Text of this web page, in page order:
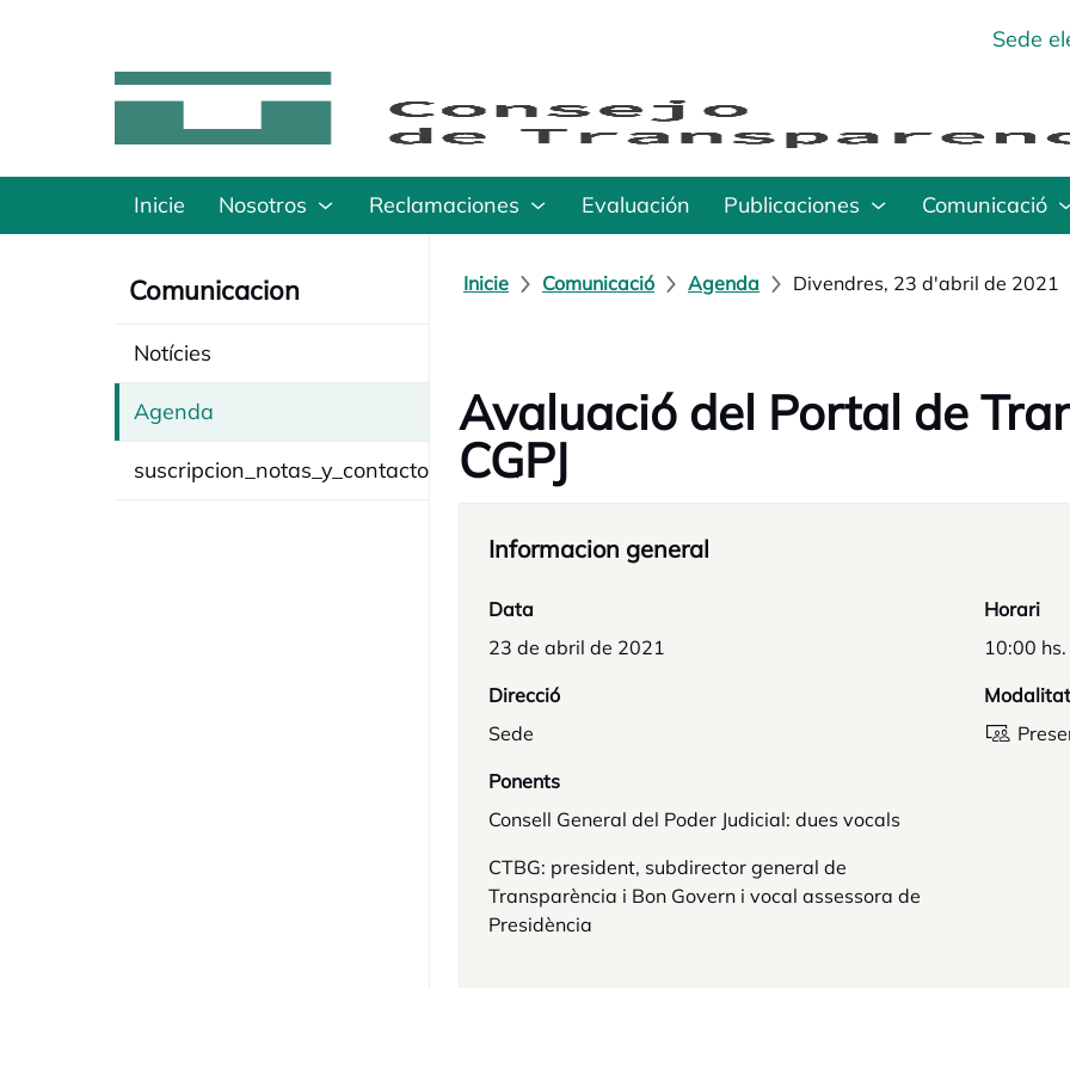
Sede
Inicie Nosotros Reclamaciones Evaluación Publicaciones Comunicació
Comunicacion
Notícies
Agenda
suscripcion_notas_y_contacto
Inicie Comunicació Agenda Divendres, 23 d'abril de 2021
Avaluació del Portal de
CGPJ
Informacion general
Data
23 de abril de 2021
Horari
10:00 hs.
Direcció
Sede
Modalitat
Ponents
Consell General del Poder Judicial: dues vocals
CTBG: president, subdirector general de
Transparència i Bon Govern i vocal assessora de
Presidència